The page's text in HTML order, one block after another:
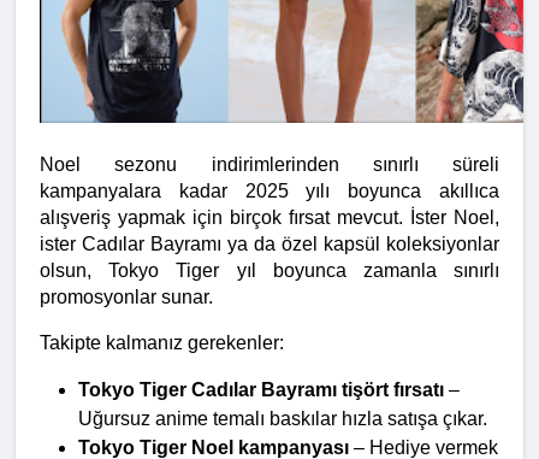
Noel sezonu indirimlerinden sınırlı süreli
kampanyalara kadar 2025 yılı boyunca akıllıca
alışveriş yapmak için birçok fırsat mevcut. İster Noel,
ister Cadılar Bayramı ya da özel kapsül koleksiyonlar
olsun, Tokyo Tiger yıl boyunca zamanla sınırlı
promosyonlar sunar.
Takipte kalmanız gerekenler:
Tokyo Tiger Cadılar Bayramı tişört fırsatı –
Uğursuz anime temalı baskılar hızla satışa çıkar.
Tokyo Tiger Noel kampanyası – Hediye vermek